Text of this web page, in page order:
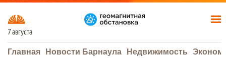
7 августа
Главная Новости Барнаула Недвижимость